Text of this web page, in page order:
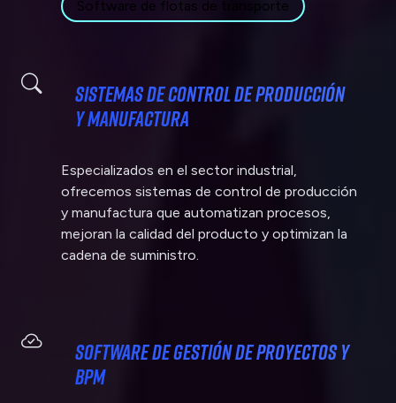
Software de flotas de transporte
Sistemas de Control de Producción
y Manufactura
Especializados en el sector industrial,
ofrecemos sistemas de control de producción
y manufactura que automatizan procesos,
mejoran la calidad del producto y optimizan la
cadena de suministro.
Software de Gestión de Proyectos y
BPM